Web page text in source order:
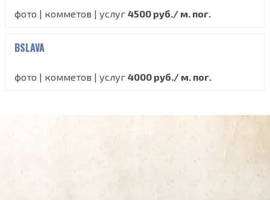
фото | комметов | услуг 4500 руб./ м. пог.
BSLAVA
фото | комметов | услуг 4000 руб./ м. пог.